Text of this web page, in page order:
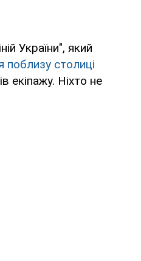
України", який
поблизу столиці
екіпажу. Ніхто не